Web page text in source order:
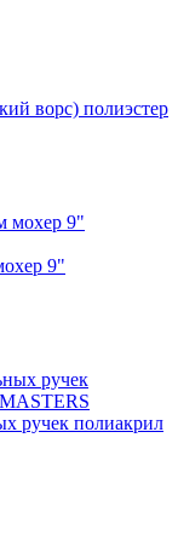
ворс) полиэстер
9"
ручек полиакрил